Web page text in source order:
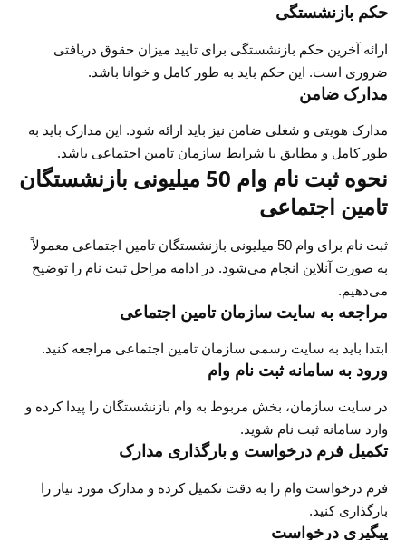
حکم بازنشستگی
ارائه آخرین حکم بازنشستگی برای تایید میزان حقوق دریافتی
ضروری است. این حکم باید به طور کامل و خوانا باشد.
مدارک ضامن
مدارک هویتی و شغلی ضامن نیز باید ارائه شود. این مدارک باید به
طور کامل و مطابق با شرایط سازمان تامین اجتماعی باشد.
نحوه ثبت نام وام 50 میلیونی بازنشستگان
تامین اجتماعی
ثبت نام برای وام 50 میلیونی بازنشستگان تامین اجتماعی معمولاً
به صورت آنلاین انجام می‌شود. در ادامه مراحل ثبت نام را توضیح
می‌دهیم.
مراجعه به سایت سازمان تامین اجتماعی
ابتدا باید به سایت رسمی سازمان تامین اجتماعی مراجعه کنید.
ورود به سامانه ثبت نام وام
در سایت سازمان، بخش مربوط به وام بازنشستگان را پیدا کرده و
وارد سامانه ثبت نام شوید.
تکمیل فرم درخواست و بارگذاری مدارک
فرم درخواست وام را به دقت تکمیل کرده و مدارک مورد نیاز را
بارگذاری کنید.
پیگیری درخواست